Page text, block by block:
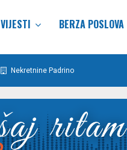
VIJESTI BERZA POSLOVA
Nekretnine Padrino